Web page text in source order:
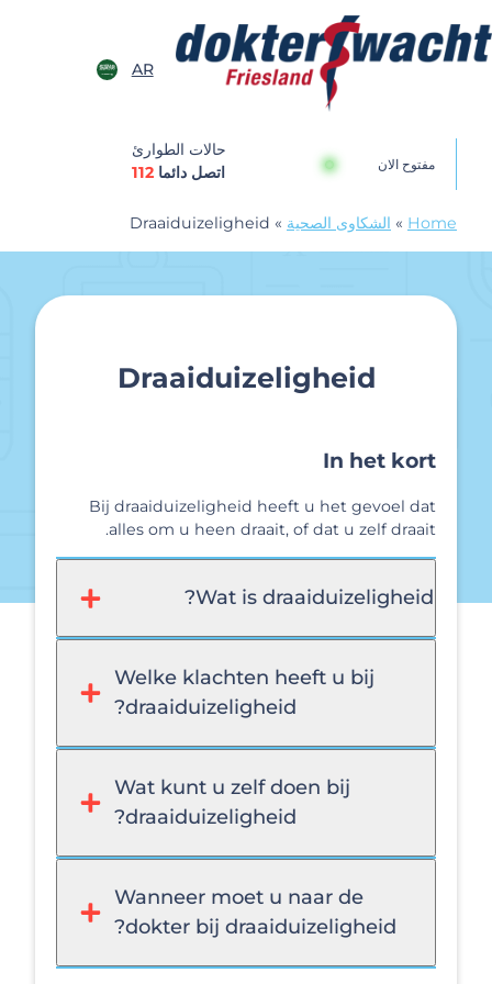
AR
مفتوح الان
حالات الطوارئ
اتصل دائما 112
Home
» الشكاوى الصحية »
Draaiduizeligheid
Draaiduizeligheid
In het kort
Bij draaiduizeligheid heeft u het gevoel dat
alles om u heen draait, of dat u zelf draait.
Wat is draaiduizeligheid?
Welke klachten heeft u bij
draaiduizeligheid?
Wat kunt u zelf doen bij
draaiduizeligheid?
Wanneer moet u naar de
dokter bij draaiduizeligheid?